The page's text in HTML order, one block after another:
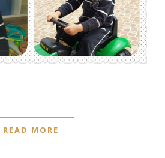
READ MORE